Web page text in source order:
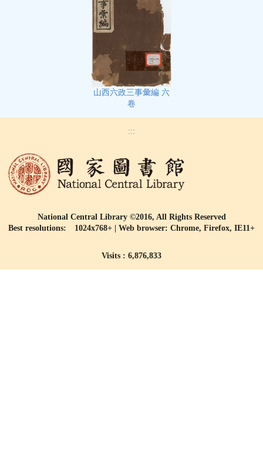
山西六政三事彙編 六
卷
:::
National Central Library ©2016, All Rights Reserved
Best resolutions: 1024x768+ | Web browser: Chrome, Firefox, IE11+
Visits : 6,876,833